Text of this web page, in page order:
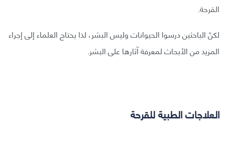
القرحة.
لكنّ الباحثين درسوا الحيوانات وليس البشر، لذا يحتاج العلماء إلى إجراء
المزيد من الأبحاث لمعرفة آثارها على البشر.
العلاجات الطبية للقرحة